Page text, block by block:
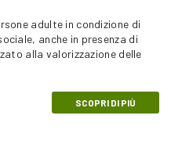
adulte in condizione di
anche in presenza di
alla valorizzazione delle
SCOPRI DI PIÙ